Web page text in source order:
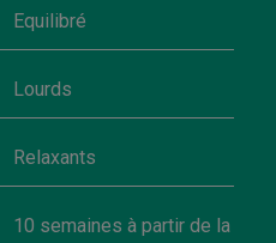
Equilibré
Lourds
Relaxants
10 semaines à partir de la